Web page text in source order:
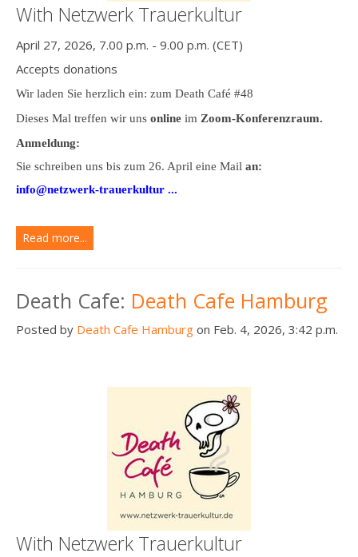
With Netzwerk Trauerkultur
April 27, 2026, 7.00 p.m. - 9.00 p.m. (CET)
Accepts donations
Wir laden Sie herzlich ein: zum Death Café #48
Dieses Mal treffen wir uns online im Zoom-Konferenzraum.
Anmeldung:
Sie schreiben uns bis zum 26. April eine Mail an:
info@netzwerk-trauerkultur ...
Read more...
Death Cafe: Death Cafe Hamburg
Posted by Death Cafe Hamburg on Feb. 4, 2026, 3:42 p.m.
With Netzwerk Trauerkultur